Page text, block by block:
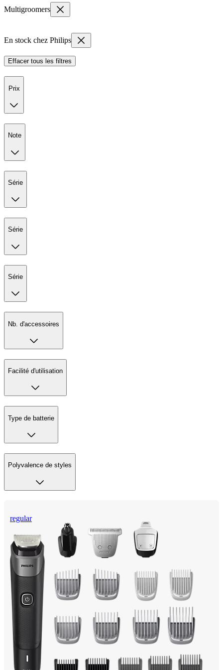
Multigroomers
En stock chez Philips
Effacer tous les filtres
Prix
Note
Série
Série
Série
Nb. d'accessoires
Facilité d'utilisation
Type de batterie
Polyvalence de styles
regular